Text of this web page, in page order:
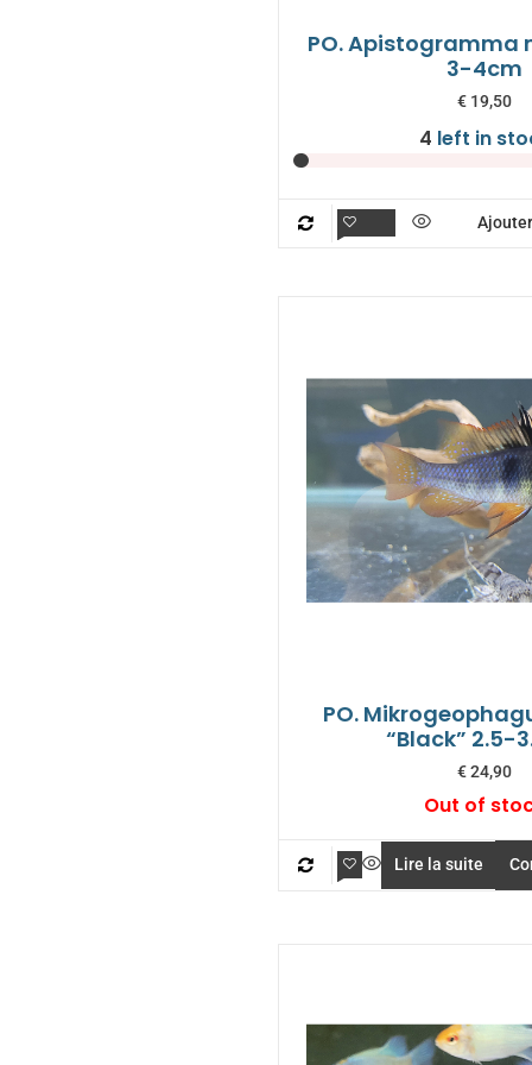
PO. Apistogramma
3-4cm
€ 19,50
4 left in
PO.
“Black” 2.5-
€24,90
Out of
Lire la suite